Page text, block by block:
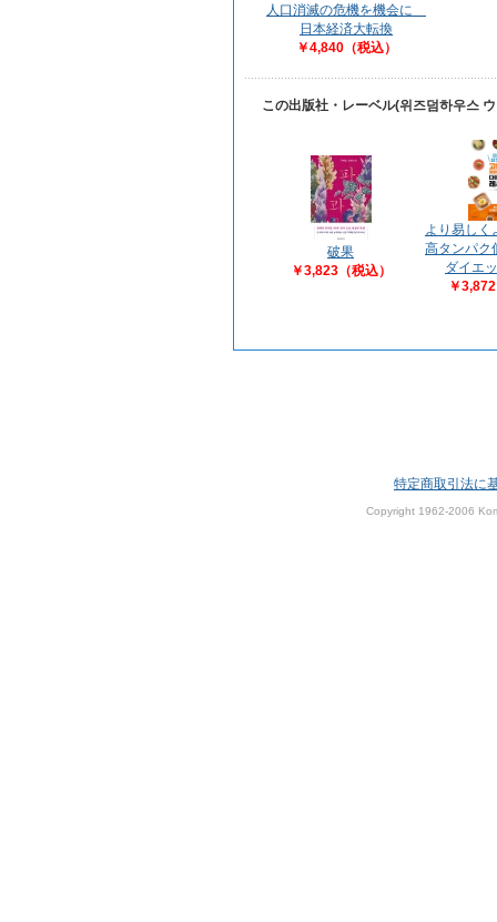
人口消滅の危機を機会に
日本経済大転換
￥4,840（税込）
この出版社・レーベル(위즈덤하우스
破果
￥3,823（税込）
より易しく
高タンパク
ダイエ
￥
特定商取引法に
Copyright 1962-2006